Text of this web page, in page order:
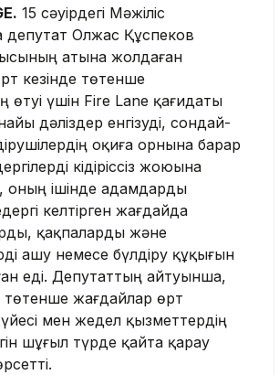
15 сәуірдегі Мәжіліс
Олжас Құспеков
атына жолдаған
кезінде төтенше
өтуі үшін Fire Lane қағидаты
дәліздер енгізуді, сондай-
оқиға орнына барар
кідіріссіз жоюына
оның ішінде адамдарды
келтірген жағдайда
қақпаларды және
ашу немесе бүлдіру құқығын
еді. Депутаттың айтуынша,
төтенше жағдайлар өрт
жүйесі мен жедел қызметтердің
шұғыл түрде қайта қарау